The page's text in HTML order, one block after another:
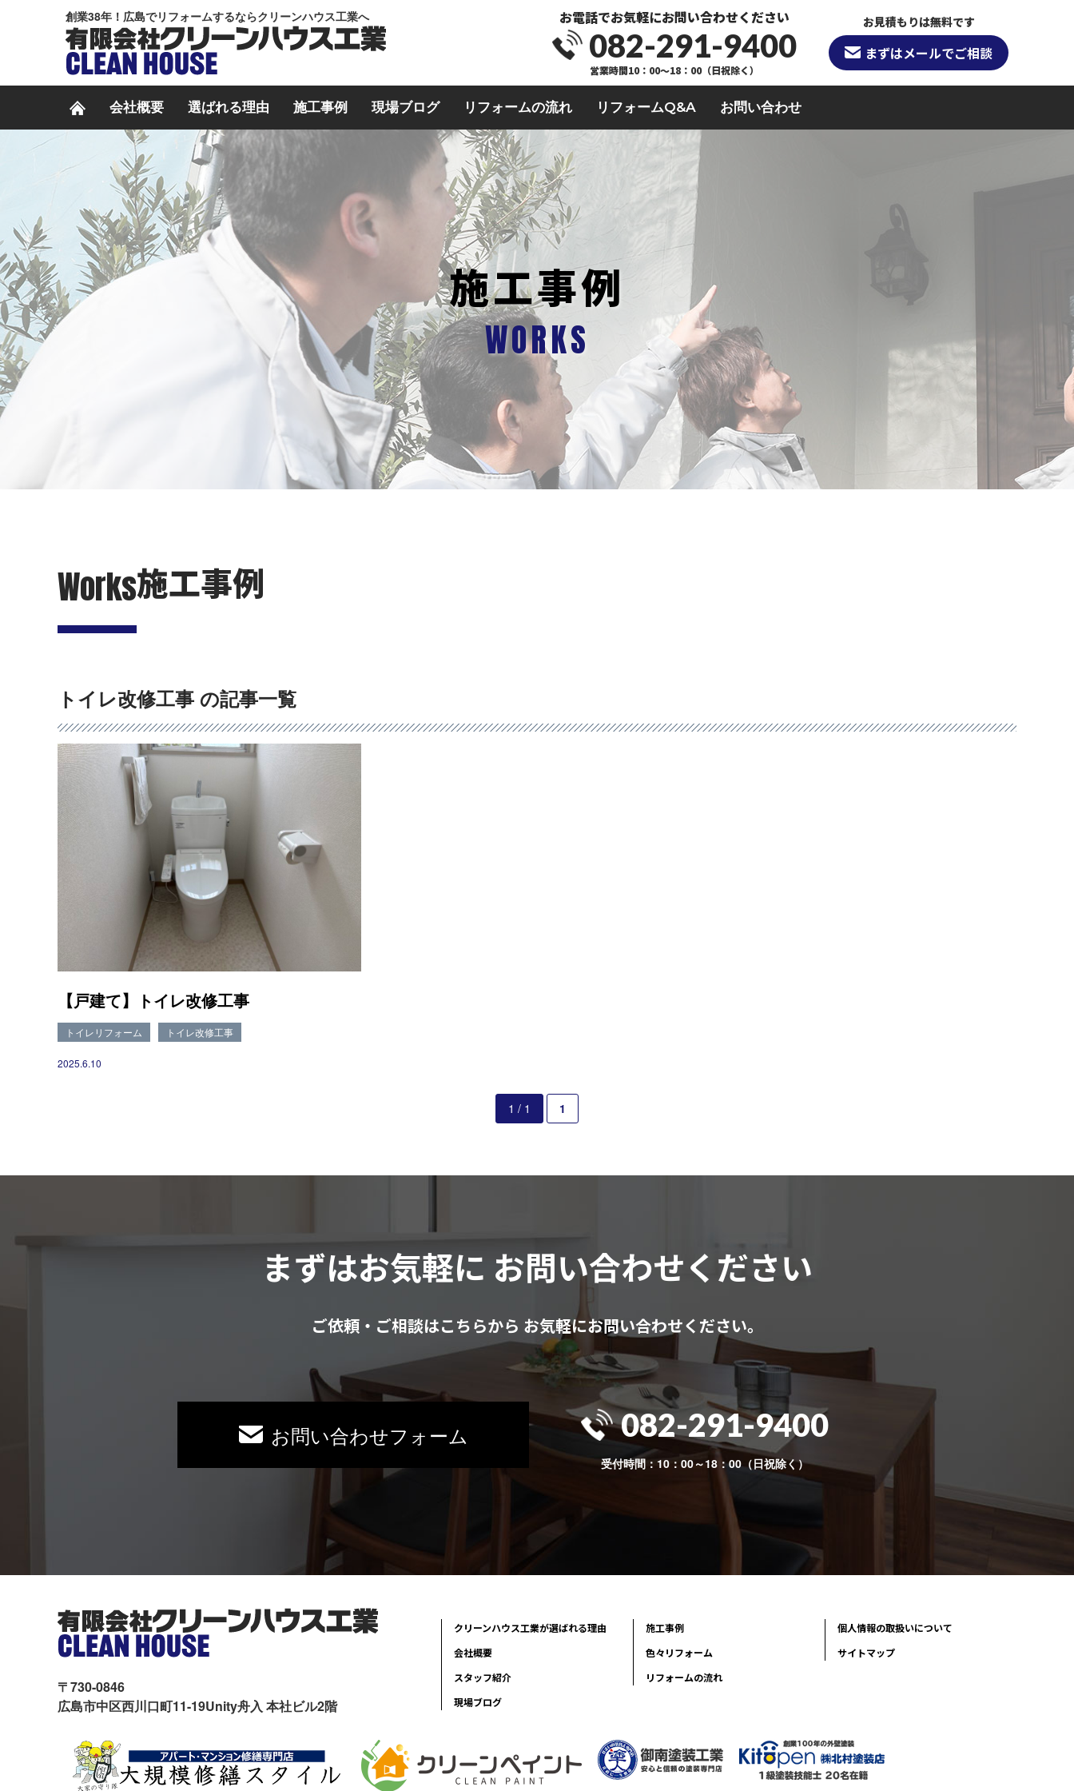
創業38年！広島でリフォームするならクリーンハウス工業へ お電話でお気軽にお問い合わせください
082-291-9400
営業時間10：00～18：00（日祝除く）
お見積もりは無料です
まずはメールでご相談
会社概要 選ばれる理由 施工事例 現場ブログ リフォームの流れ リフォームQ&A お問い合わせ
施工事例
WORKS
Works施工事例
トイレ改修工事 の記事一覧
【戸建て】トイレ改修工事
トイレリフォーム トイレ改修工事
2025.6.10
1 / 1 1
まずはお気軽に お問い合わせください
ご依頼・ご相談はこちらから お気軽にお問い合わせください。
お問い合わせフォーム 082-291-9400
受付時間：10：00～18：00（日祝除く）
〒730-0846
広島市中区西川口町11-19Unity舟入 本社ビル2階
クリーンハウス工業が選ばれる理由
会社概要
スタッフ紹介
現場ブログ
施工事例
色々リフォーム
リフォームの流れ
個人情報の取扱いについて
サイトマップ